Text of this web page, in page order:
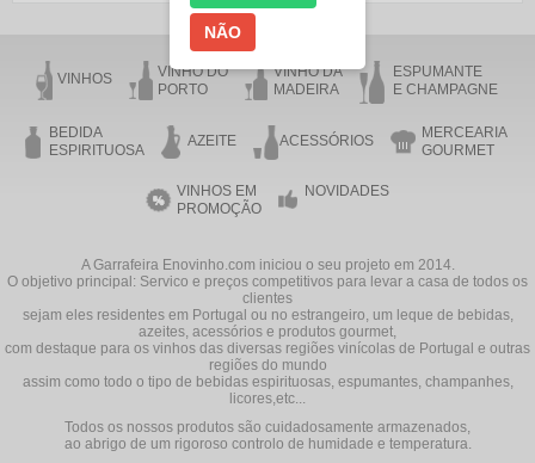
VINHOS
VINHO DO
PORTO
VINHO DA
MADEIRA
ESPUMANTE
E CHAMPAGNE
BEDIDA
ESPIRITUOSA
AZEITE ACESSÓRIOS
MERCEARIA
GOURMET
VINHOS EM
PROMOÇÃO
NOVIDADES
A Garrafeira Enovinho.com iniciou o seu projeto em 2014.
O objetivo principal: Servico e preços competitivos para levar a casa de todos os
clientes
sejam eles residentes em Portugal ou no estrangeiro, um leque de bebidas,
azeites, acessórios e produtos gourmet,
com destaque para os vinhos das diversas regiões vinícolas de Portugal e outras
regiões do mundo
assim como todo o tipo de bebidas espirituosas, espumantes, champanhes,
licores,etc...
Todos os nossos produtos são cuidadosamente armazenados,
ao abrigo de um rigoroso controlo de humidade e temperatura.
NÃO